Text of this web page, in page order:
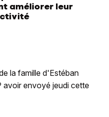
améliorer leur
la famille d'Estéban
avoir envoyé jeudi cette